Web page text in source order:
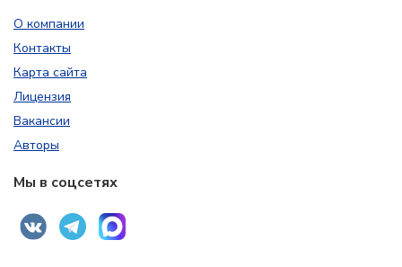
О компании
Контакты
Карта сайта
Лицензия
Вакансии
Авторы
Мы в соцсетях